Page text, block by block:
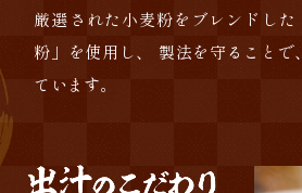
厳選された小麦粉をブレンドした
粉」を使用し、
製法を守ることで、
ています。